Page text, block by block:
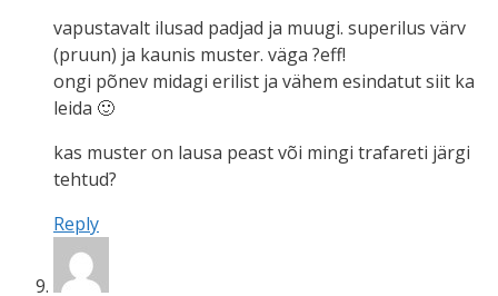
vapustavalt ilusad padjad ja muugi. superilus värv
(pruun) ja kaunis muster. väga ?eff!
ongi põnev midagi erilist ja vähem esindatut siit ka
leida 🙂
kas muster on lausa peast või mingi trafareti järgi
tehtud?
Reply